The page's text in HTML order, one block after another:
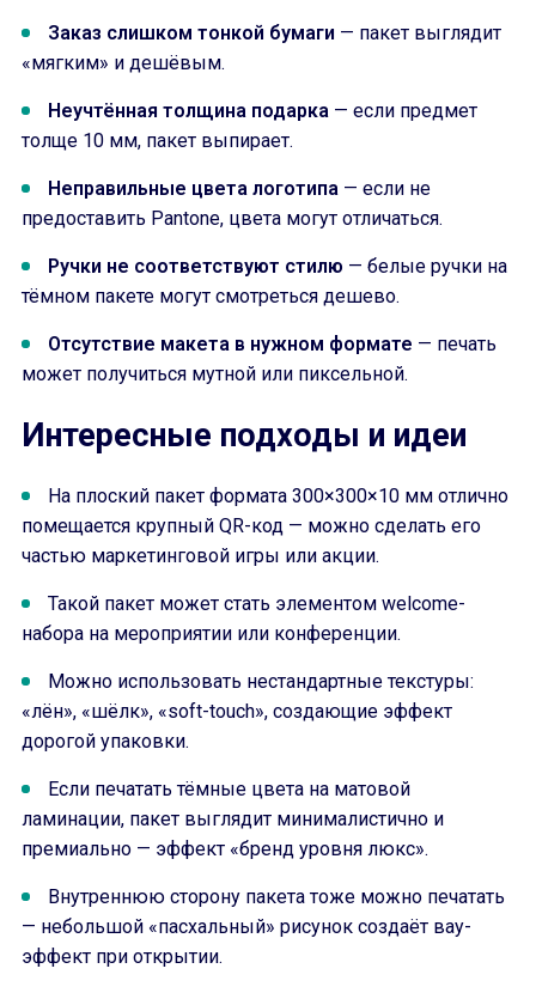
Заказ слишком тонкой бумаги — пакет выглядит
«мягким» и дешёвым.
Неучтённая толщина подарка — если предмет
толще 10 мм, пакет выпирает.
Неправильные цвета логотипа — если не
предоставить Pantone, цвета могут отличаться.
Ручки не соответствуют стилю — белые ручки на
тёмном пакете могут смотреться дешево.
Отсутствие макета в нужном формате — печать
может получиться мутной или пиксельной.
Интересные подходы и идеи
На плоский пакет формата 300×300×10 мм отлично
помещается крупный QR-код — можно сделать его
частью маркетинговой игры или акции.
Такой пакет может стать элементом welcome-
набора на мероприятии или конференции.
Можно использовать нестандартные текстуры:
«лён», «шёлк», «soft-touch», создающие эффект
дорогой упаковки.
Если печатать тёмные цвета на матовой
ламинации, пакет выглядит минималистично и
премиально — эффект «бренд уровня люкс».
Внутреннюю сторону пакета тоже можно печатать
— небольшой «пасхальный» рисунок создаёт вау-
эффект при открытии.